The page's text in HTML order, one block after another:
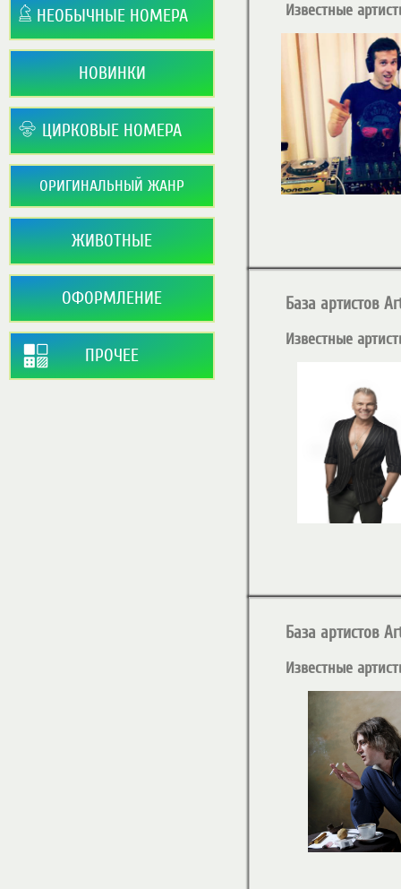
НЕОБЫЧНЫЕ НОМЕРА
НОВИНКИ
ЦИРКОВЫЕ НОМЕРА
ОРИГИНАЛЬНЫЙ ЖАНР
ЖИВОТНЫЕ
ОФОРМЛЕНИЕ
ПРОЧЕЕ
Известные
База артистов
Известные
База артистов
Известные